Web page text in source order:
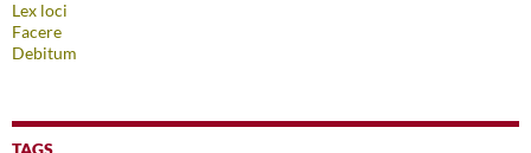
Lex loci
Facere
Debitum